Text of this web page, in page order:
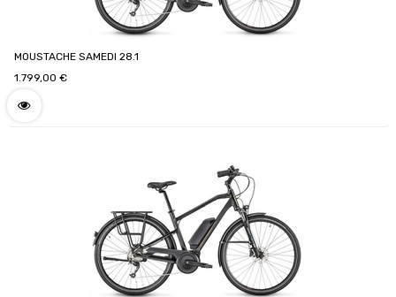
MOUSTACHE SAMEDI 28.1
1.799,00 €